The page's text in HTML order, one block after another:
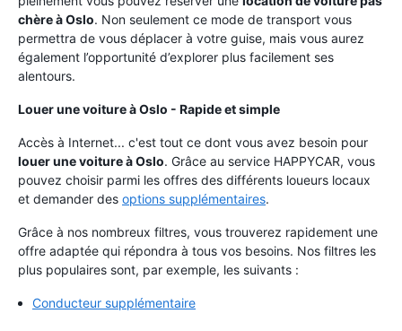
chère à Oslo. Non seulement ce mode de transport vous
permettra de vous déplacer à votre guise, mais vous aurez
également l’opportunité d’explorer plus facilement ses
alentours.
Louer une voiture à Oslo - Rapide et simple
Accès à Internet... c'est tout ce dont vous avez besoin pour
louer une voiture à Oslo. Grâce au service HAPPYCAR, vous
pouvez choisir parmi les offres des différents loueurs locaux
et demander des options supplémentaires.
Grâce à nos nombreux filtres, vous trouverez rapidement une
offre adaptée qui répondra à tous vos besoins. Nos filtres les
plus populaires sont, par exemple, les suivants :
Conducteur supplémentaire